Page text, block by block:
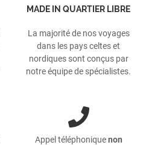
MADE IN QUARTIER LIBRE
La majorité de nos voyages
dans les pays celtes et
nordiques sont conçus par
notre équipe de spécialistes.
Appel téléphoniquenon